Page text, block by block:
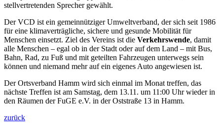
stellvertretenden Sprecher gewählt.
Der VCD ist ein gemeinnütziger Umweltverband, der sich seit 1986
für eine klimaverträgliche, sichere und gesunde Mobilität für
Menschen einsetzt. Ziel des Vereins ist die Verkehrswende, damit
alle Menschen – egal ob in der Stadt oder auf dem Land – mit Bus,
Bahn, Rad, zu Fuß und mit geteilten Fahrzeugen unterwegs sein
können und niemand mehr auf ein eigenes Auto angewiesen ist.
Der Ortsverband Hamm wird sich einmal im Monat treffen, das
nächste Treffen ist am Samstag, dem 13.11. um 11:00 Uhr wieder in
den Räumen der FuGE e.V. in der Oststraße 13 in Hamm.
zurück